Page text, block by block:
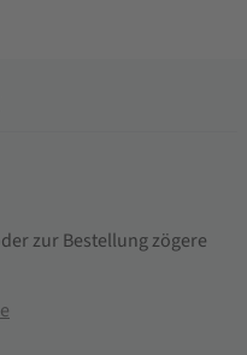
zur Bestellung zögere